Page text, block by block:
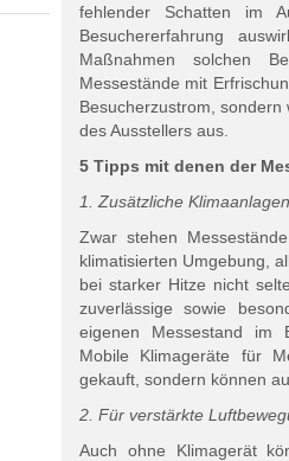
fehlender Schatten im
Besuchererfahrung
Maßnahmen solchen
Messestände mit
Besucherzustrom,
des Ausstellers aus.
5 Tipps mit denen der
1. Zusätzliche
Zwar stehen
klimatisierten Umgebung,
bei starker Hitze nicht
zuverlässige sowie
eigenen Messestand im
Mobile Klimageräte für
gekauft, sondern können
2. Für verstärkte
Auch ohne Klimagerät